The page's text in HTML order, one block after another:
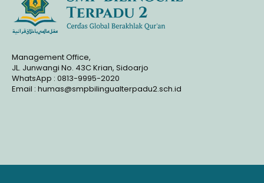
Management Office,
JL. Junwangi No. 43C Krian, Sidoarjo
WhatsApp : 0813-9995-2020
Email : humas@smpbilingualterpadu2.sch.id